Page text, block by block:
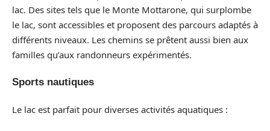
lac. Des sites tels que le Monte Mottarone, qui surplombe
le lac, sont accessibles et proposent des parcours adaptés à
différents niveaux. Les chemins se prêtent aussi bien aux
familles qu’aux randonneurs expérimentés.
Sports nautiques
Le lac est parfait pour diverses activités aquatiques :